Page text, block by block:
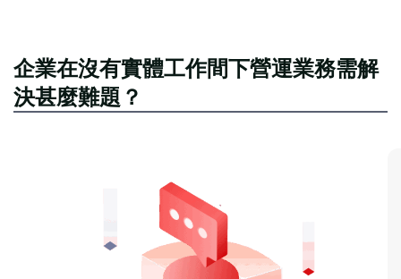
企業在沒有實體工作間下營運業務需解
決甚麼難題？